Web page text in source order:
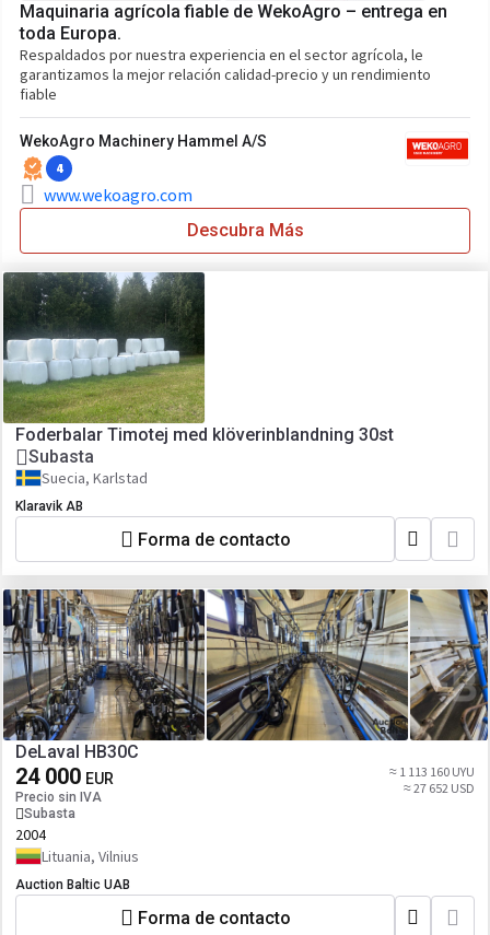
Maquinaria agrícola fiable de WekoAgro – entrega en
toda Europa.
Respaldados por nuestra experiencia en el sector agrícola, le
garantizamos la mejor relación calidad-precio y un rendimiento
fiable
WekoAgro Machinery Hammel A/S
4
www.wekoagro.com
Descubra Más
Foderbalar Timotej med klöverinblandning 30st
Subasta
Suecia, Karlstad
Klaravik AB
Forma de contacto
DeLaval HB30C
24 000 EUR
Precio sin IVA
Subasta
≈ 1 113 160 UYU
≈ 27 652 USD
2004
Lituania, Vilnius
Auction Baltic UAB
Forma de contacto